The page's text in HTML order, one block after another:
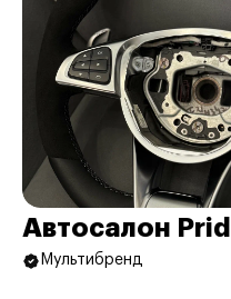
Автосалон
Мультибренд